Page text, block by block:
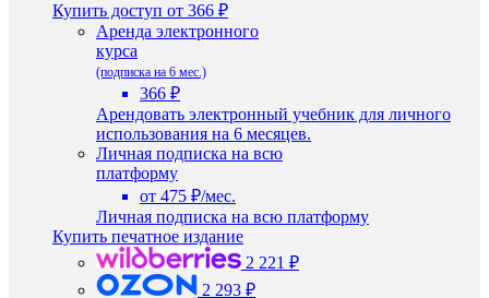
Купить доступ от 366 ₽
Аренда электронного
курса
(подписка на 6 мес.)
366 ₽
Арендовать электронный учебник для личного
использования на 6 месяцев.
Личная подписка на всю
платформу
от 475 ₽/мес.
Личная подписка на всю платформу
Купить печатное издание
2 221 ₽
2 293 ₽